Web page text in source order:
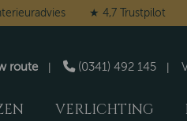
★ 4,7 Trustpilot
(0341) 492 145
route
VERLICHTING